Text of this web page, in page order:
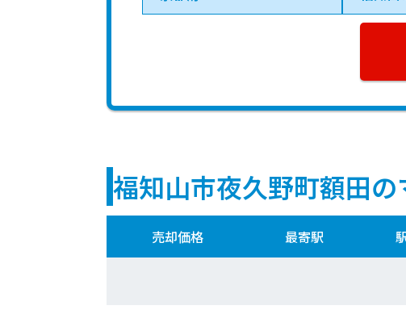
福知山市夜久野町額田
売却価格 最寄駅